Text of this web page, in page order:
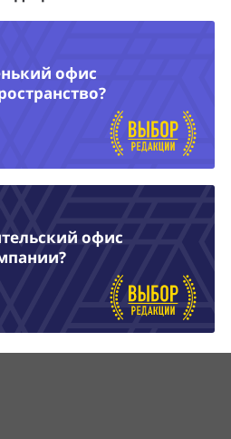
офис
офис